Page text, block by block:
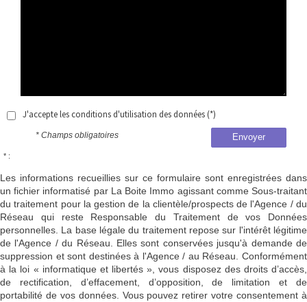
J'accepte les conditions d'utilisation des données (*)
Envoyer
* Champs obligatoires
* :
Les informations recueillies sur ce formulaire sont enregistrées dans
un fichier informatisé par La Boite Immo agissant comme Sous-traitant
du traitement pour la gestion de la clientèle/prospects de l'Agence / du
Réseau qui reste Responsable du Traitement de vos Données
personnelles. La base légale du traitement repose sur l'intérêt légitime
de l'Agence / du Réseau. Elles sont conservées jusqu'à demande de
suppression et sont destinées à l'Agence / au Réseau. Conformément
à la loi « informatique et libertés », vous disposez des droits d’accès,
de rectification, d’effacement, d’opposition, de limitation et de
portabilité de vos données. Vous pouvez retirer votre consentement à